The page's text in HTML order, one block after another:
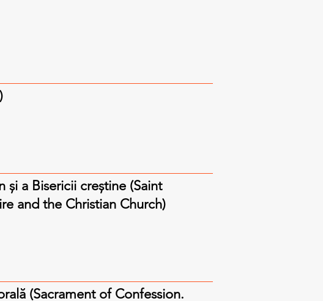
a Bisericii creștine (Saint
and the Christian Church)
(Sacrament of Confession.